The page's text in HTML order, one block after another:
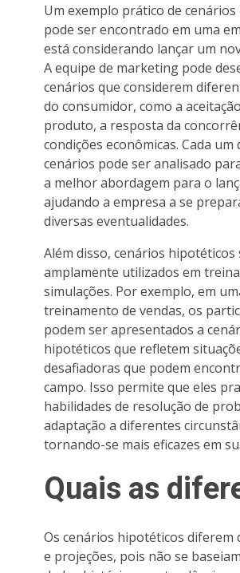
Um exemplo prático de
pode ser encontrado em uma
está considerando lançar um
A equipe de marketing pode
cenários que considerem
do consumidor, como a
produto, a resposta da
condições econômicas. Cada um
cenários pode ser analisado
a melhor abordagem para o
ajudando a empresa a se
diversas eventualidades.
Além disso, cenários hipotéticos
amplamente utilizados em
simulações. Por exemplo, em
treinamento de vendas, os
podem ser apresentados a
hipotéticos que refletem
desafiadoras que podem
campo. Isso permite que eles
habilidades de resolução de
adaptação a diferentes
tornando-se mais eficazes em
Quais as
Os cenários hipotéticos diferem
e projeções, pois não se